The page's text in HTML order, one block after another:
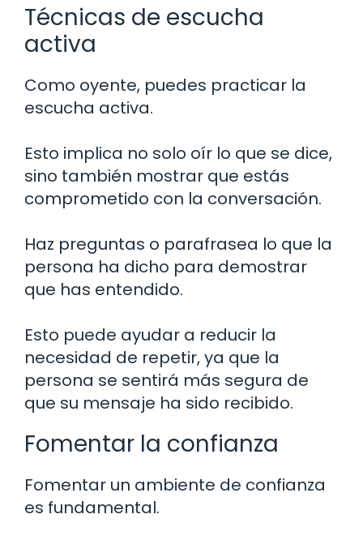
Técnicas de escucha
activa
Como oyente, puedes practicar la
escucha activa.
Esto implica no solo oír lo que se dice,
sino también mostrar que estás
comprometido con la conversación.
Haz preguntas o parafrasea lo que la
persona ha dicho para demostrar
que has entendido.
Esto puede ayudar a reducir la
necesidad de repetir, ya que la
persona se sentirá más segura de
que su mensaje ha sido recibido.
Fomentar la confianza
Fomentar un ambiente de confianza
es fundamental.